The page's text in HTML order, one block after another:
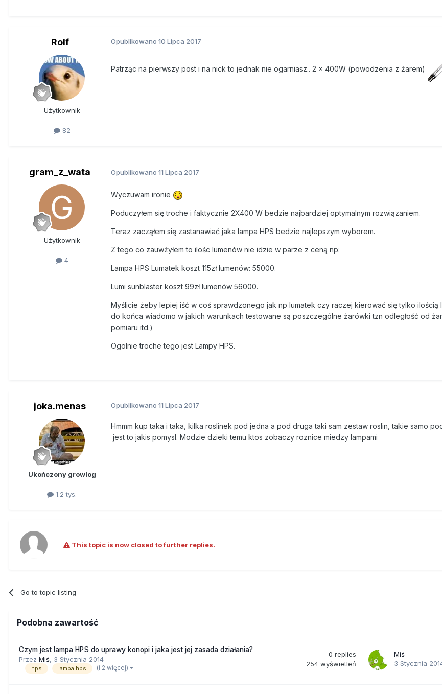
Rolf
Użytkownik
82
Opublikowano 10 Lipca 2017
Patrząc na pierwszy post i na nick to jednak nie ogarniasz.. 2 x 400W (powodzenia z żarem)
gram_z_wata
Użytkownik
4
Opublikowano 11 Lipca 2017
Wyczuwam ironie
Poduczyłem się troche i faktycznie 2X400 W bedzie najbardziej optymalnym rozwiązaniem.
Teraz zacząłem się zastanawiać jaka lampa HPS bedzie najlepszym wyborem.
Z tego co zauwżyłem to ilośc lumenów nie idzie w parze z ceną np:
Lampa HPS Lumatek koszt 115zł lumenów: 55000.
Lumi sunblaster koszt 99zł lumenów 56000.
Myślicie żeby lepiej iść w coś sprawdzonego jak np lumatek czy raczej kierować się tylko ilością
do końca wiadomo w jakich warunkach testowane są poszczególne żarówki tzn odległość od
pomiaru itd.)
Ogolnie troche tego jest Lampy HPS.
joka.menas
Ukończony growlog
1.2 tys.
Opublikowano 11 Lipca 2017
Hmmm kup taka i taka, kilka roslinek pod jedna a pod druga taki sam zestaw roslin, takie samo
jest to jakis pomysl. Modzie dzieki temu ktos zobaczy roznice miedzy lampami
This topic is now closed to further replies.
Go to topic listing
Podobna zawartość
Czym jest lampa HPS do uprawy konopi i jaka jest jej zasada działania?
Przez Miś, 3 Stycznia 2014
hps lampa hps (i 2 więcej)
0 replies
254 wyświetleń
Miś
3 Stycznia